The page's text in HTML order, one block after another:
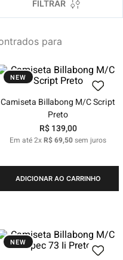
FILTRAR
NEW
Camiseta Billabong M/C Script
Preto
R$ 139,00
Em até2xR$69,50sem juros
ADICIONAR AO CARRINHO
NEW